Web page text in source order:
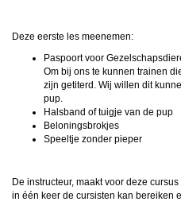
Deze eerste les meenemen:
Paspoort voor
Om bij ons te kunnen trainen
zijn getiterd. Wij willen dit
pup.
Halsband of tuigje van de pup
Beloningsbrokjes
Speeltje zonder pieper
De instructeur, maakt voor deze
in één keer de cursisten kan bereiken